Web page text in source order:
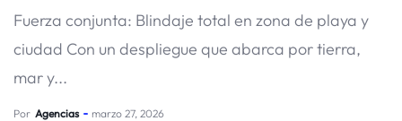
Fuerza conjunta: Blindaje total en zona de playa y
ciudad Con un despliegue que abarca por tierra,
mar y...
Por Agencias marzo 27, 2026